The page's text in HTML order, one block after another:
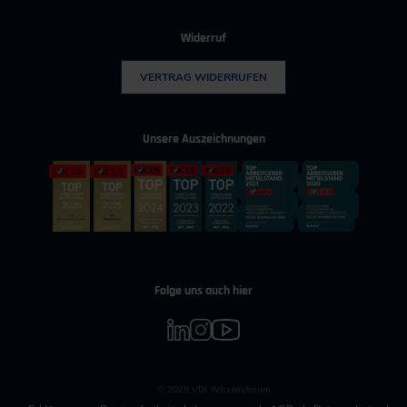
Widerruf
VERTRAG WIDERRUFEN
Unsere Auszeichnungen
Folge uns auch hier
© 2026 VDI Wissensforum